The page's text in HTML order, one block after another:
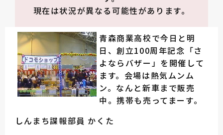
現在は状況が異なる可能性があります。
青森商業高校で今日と明
日、創立100周年記念「さ
よならバザー」を開催して
ます。会場は熱気ムンム
ン。なんと新車まで販売
中。携帯も売ってまーす。
しんまち諜報部員 かくた